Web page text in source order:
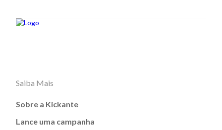
Saiba Mais
Sobre a Kickante
Lance uma campanha